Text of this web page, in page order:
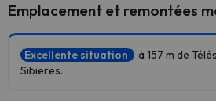
Emplacement et remontées
Excellente situation
à 157 m de
Sibieres.